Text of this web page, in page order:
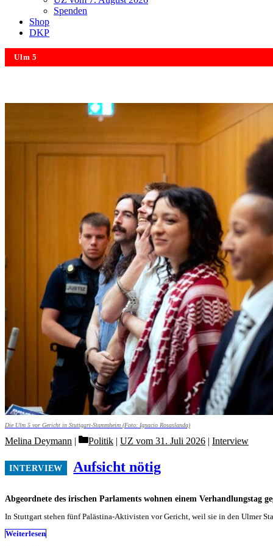
Spenden
Shop
DKP
Ulm 5
Die Ulm 5 vor Gericht in Stuttgart-Stammheim (Foto: Ignacio Rosaslanda)
Abgeordnete des irischen Parlaments wohnen einem Verhandlungstag
Aufsicht nötig
Melina Deymann Categories
Politik | UZ vom 31. Juli 2026 | Interview
In Stuttgart stehen fünf Palästina-Aktivisten vor Gericht, weil sie in den Ulmer
Weiterlesen